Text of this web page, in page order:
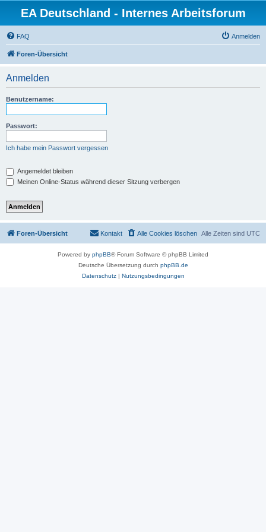
EA Deutschland - Internes Arbeitsforum
FAQ Anmelden
Foren-Übersicht
Anmelden
Benutzername:
Passwort:
Ich habe mein Passwort vergessen
Angemeldet bleiben
Meinen Online-Status während dieser Sitzung verbergen
Foren-Übersicht Alle Zeiten sind UTC
Alle Cookies löschen
Kontakt
Powered by phpBB® Forum Software © phpBB Limited
Deutsche Übersetzung durch phpBB.de
Datenschutz| Nutzungsbedingungen